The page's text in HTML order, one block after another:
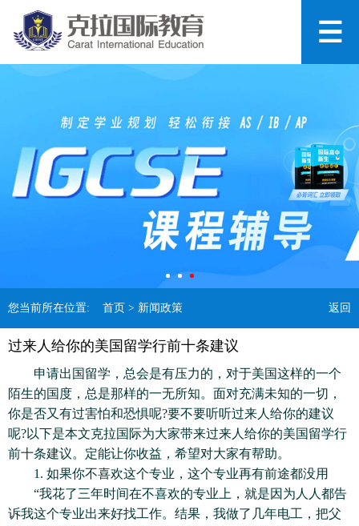
您当前所在位置: 首页 > 新闻政策 返回
过来人给你的美国留学行前十条建议
申请出国留学，总会是有压力的，对于美国这样的一个
陌生的国度，总是那样的一无所知。面对充满未知的一切，
你是否又有过害怕和恐惧呢?要不要听听过来人给你的建议
呢?以下是本文克拉国际为大家带来过来人给你的美国留学行
前十条建议。定能让你收益，希望对大家有帮助。
1. 如果你不喜欢这个专业，这个专业再有前途都没用
“我花了三年时间在不喜欢的专业上，就是因为人人都告
诉我这个专业出来好找工作。结果，我做了几年电工，把父